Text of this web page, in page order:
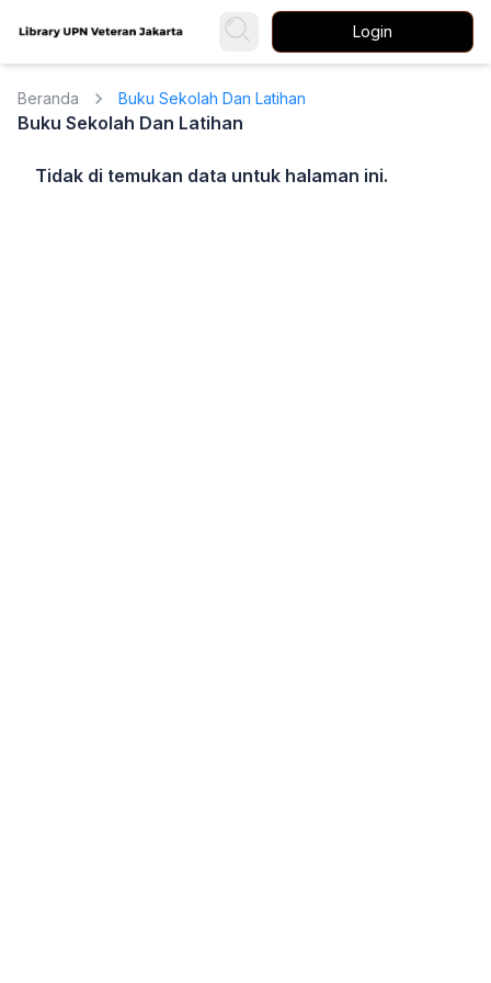
Login
Beranda Buku Sekolah Dan Latihan
Buku Sekolah Dan Latihan
Tidak di temukan data untuk halaman ini.